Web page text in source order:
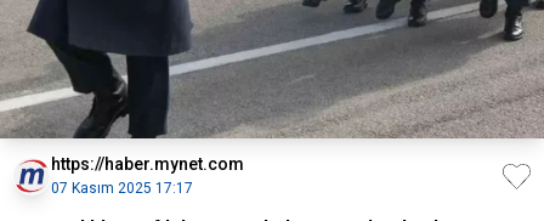
https://haber.mynet.com
07 Kasım 2025 17:17